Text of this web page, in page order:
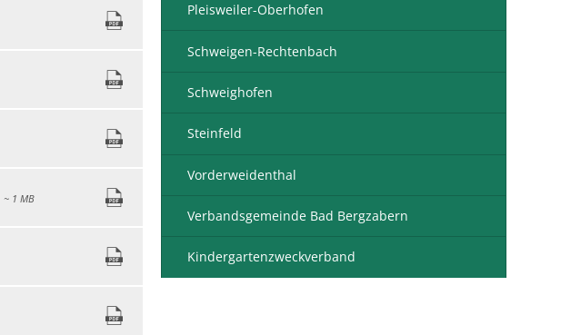
~ 1 MB
Pleisweiler-Oberhofen
Schweigen-Rechtenbach
Schweighofen
Steinfeld
Vorderweidenthal
Verbandsgemeinde Bad Bergzabern
Kindergartenzweckverband